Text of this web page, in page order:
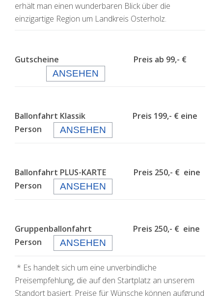
erhält man einen wunderbaren Blick über die
einzigartige Region um Landkreis Osterholz.
Gutscheine Preis ab 99,- €
ANSEHEN
Ballonfahrt Klassik Preis 199,- € eine
Person
ANSEHEN
Ballonfahrt PLUS-KARTE Preis 250,- € eine
Person
ANSEHEN
Gruppenballonfahrt Preis 250,- € eine
Person
ANSEHEN
* Es handelt sich um eine unverbindliche
Preisempfehlung, die auf den Startplatz an unserem
Standort basiert. Preise für Wünsche können aufgrund